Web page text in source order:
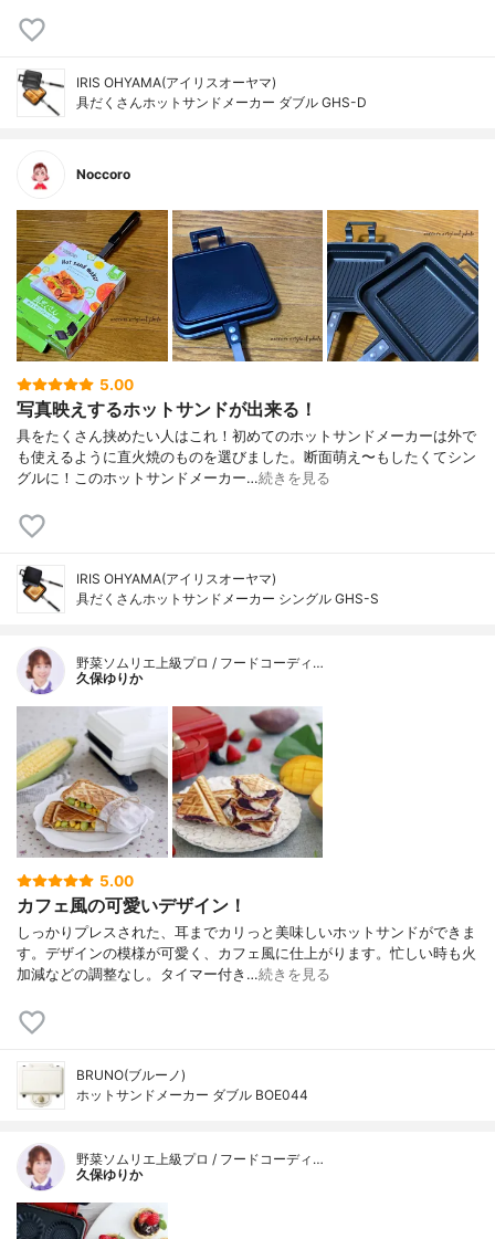
IRIS OHYAMA(アイリスオーヤマ)
具だくさんホットサンドメーカー ダブル GHS-D
Noccoro
5.00
写真映えするホットサンドが出来る！
具をたくさん挟めたい人はこれ！初めてのホットサンドメーカーは外で
も使えるように直火焼のものを選びました。断面萌え〜もしたくてシン
グルに！このホットサンドメーカー…続きを見る
IRIS OHYAMA(アイリスオーヤマ)
具だくさんホットサンドメーカー シングル GHS-S
野菜ソムリエ上級プロ / フードコーディ…
久保ゆりか
5.00
カフェ風の可愛いデザイン！
しっかりプレスされた、耳までカリっと美味しいホットサンドができま
す。デザインの模様が可愛く、カフェ風に仕上がります。忙しい時も火
加減などの調整なし。タイマー付き…続きを見る
BRUNO(ブルーノ)
ホットサンドメーカー ダブル BOE044
野菜ソムリエ上級プロ / フードコーディ…
久保ゆりか